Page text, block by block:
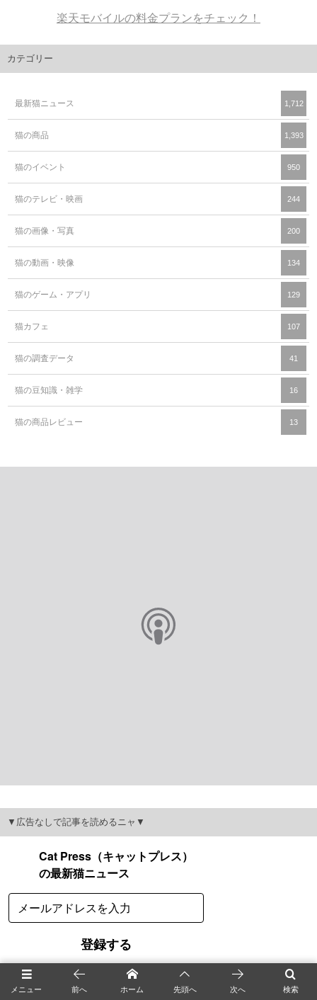
楽天モバイルの料金プランをチェック！
カテゴリー
最新猫ニュース 1,712
猫の商品 1,393
猫のイベント 950
猫のテレビ・映画 244
猫の画像・写真 200
猫の動画・映像 134
猫のゲーム・アプリ 129
猫カフェ 107
猫の調査データ 41
猫の豆知識・雑学 16
猫の商品レビュー 13
▼広告なしで記事を読めるニャ▼
メニュー 検索
前へ ホーム 先頭へ 次へ